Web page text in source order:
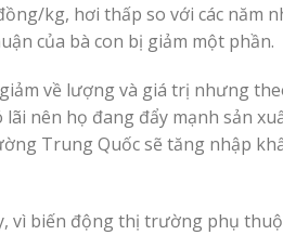
kg, hơi thấp so với các năm
của bà con bị giảm một phần.
về lượng và giá trị nhưng
nên họ đang đẩy mạnh sản
Trung Quốc sẽ tăng nhập
vì biến động thị trường phụ